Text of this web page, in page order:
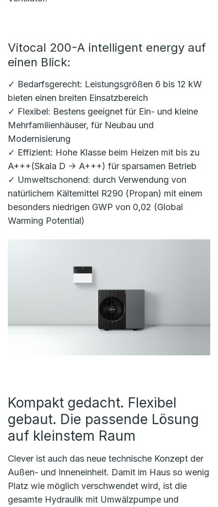
Vitocal 200-A intelligent energy auf
einen Blick:
✓ Bedarfsgerecht: Leistungsgrößen 6 bis 12 kW
bieten einen breiten Einsatzbereich
✓ Flexibel: Bestens geeignet für Ein- und kleine
Mehrfamilienhäuser, für Neubau und
Modernisierung
✓ Effizient: Hohe Klasse beim Heizen mit bis zu
A+++(Skala D -> A+++) für sparsamen Betrieb
✓ Umweltschonend: durch Verwendung von
natürlichem Kältemittel R290 (Propan) mit einem
besonders niedrigen GWP von 0,02 (Global
Warming Potential)
Kompakt gedacht. Flexibel
gebaut. Die passende Lösung
auf kleinstem Raum
Clever ist auch das neue technische Konzept der
Außen- und Inneneinheit. Damit im Haus so wenig
Platz wie möglich verschwendet wird, ist die
gesamte Hydraulik mit Umwälzpumpe und